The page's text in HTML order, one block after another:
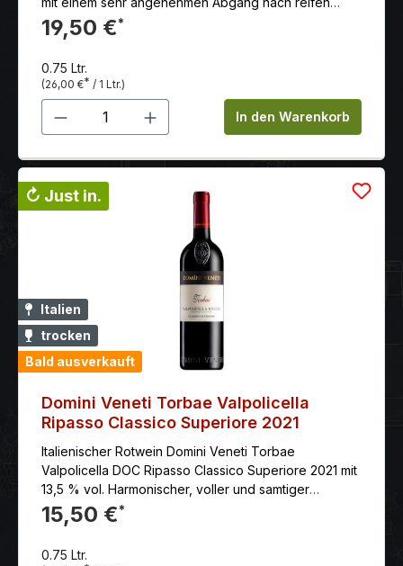
roten Beeren.
19,50 €*
0.75 Ltr.
(26,00 €* / 1 Ltr.)
Produkt Anzahl: Gib denIn den Warenkorb
↻ Just in.
Italien
trocken
Bald ausverkauft
Domini Veneti Torbae Valpolicella
Ripasso Classico Superiore 2021
Italienischer Rotwein Domini Veneti Torbae
Valpolicella DOC Ripasso Classico Superiore 2021 mit
13,5 % vol. Harmonischer, voller und samtiger
Geschmack.
15,50 €*
0.75 Ltr.